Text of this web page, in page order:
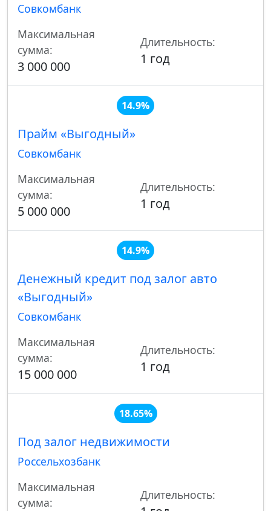
Совкомбанк
Максимальная
сумма:
3 000 000
Длительность:
1 год
14.9%
Прайм «Выгодный»
Совкомбанк
Максимальная
сумма:
5 000 000
Длительность:
1 год
14.9%
Денежный кредит под залог авто
«Выгодный»
Совкомбанк
Максимальная
сумма:
15 000 000
Длительность:
1 год
18.65%
Под залог недвижимости
Россельхозбанк
Максимальная
сумма:
Длительность: